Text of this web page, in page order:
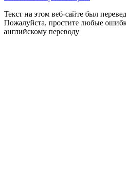
Текст на этом веб-сайте был
Пожалуйста, простите любые
английскому переводу